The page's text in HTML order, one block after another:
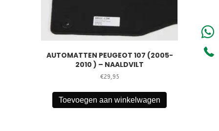
AUTOMATTEN PEUGEOT 107 (2005-
2010 ) – NAALDVILT
€29,95
Toevoegen aan winkelwagen